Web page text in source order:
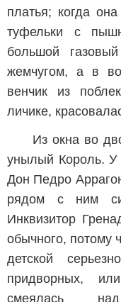
платья; когда
туфельки с
большой
жемчугом, а в
венчик из
личике,
Из окна во
унылый Король. У
Дон Педро
рядом с ним
Инквизитор
обычного, потому
детской
придворных,
смеялась